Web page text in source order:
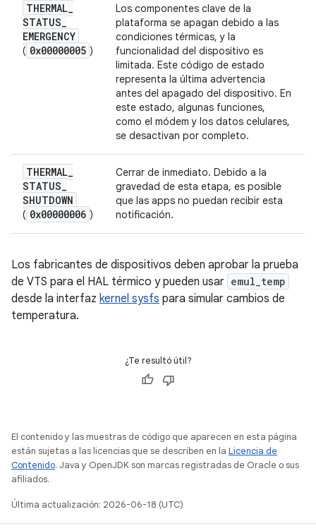
THERMAL
STATUS
EMERGENCY
( 0x00000005 )
Los componentes clave de la
plataforma se apagan debido a las
condiciones térmicas, y la
funcionalidad del dispositivo es
limitada. Este código de estado
representa la última advertencia
antes del apagado del dispositivo. En
este estado, algunas funciones,
como el módem y los datos celulares,
se desactivan por completo.
THERMAL
STATUS
SHUTDOWN
( 0x00000006 )
Cerrar de inmediato. Debido a la
gravedad de esta etapa, es posible
que las apps no puedan recibir esta
notificación.
Los fabricantes de dispositivos deben aprobar la prueba
de VTS para el HAL térmico y pueden usar emul_temp
desde la interfaz kernel sysfs para simular cambios de
temperatura.
¿Te resultó útil?
El contenido y las muestras de código que aparecen en esta página
están sujetas a las licencias que se describen en la Licencia de
Contenido. Java y OpenJDK son marcas registradas de Oracle o sus
afiliados.
Última actualización: 2026-06-18 (UTC)